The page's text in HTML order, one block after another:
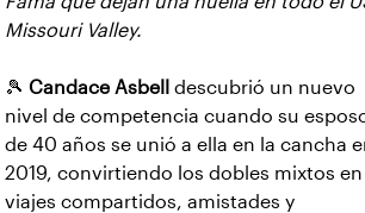
Missouri Valley.
🎾 Candace Asbell
descubrió un nuevo
nivel de competencia cuando su
de 40 años se unió a ella en la cancha
2019, convirtiendo los dobles mixtos en
viajes compartidos, amistades y